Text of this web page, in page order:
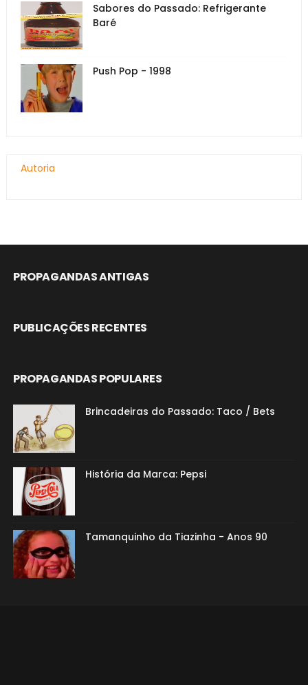
Sabores do Passado: Refrigerante
Baré
Push Pop - 1998
Autoria
PROPAGANDAS ANTIGAS
PUBLICAÇÕES RECENTES
PROPAGANDAS POPULARES
Brincadeiras do Passado: Taco / Bets
História da Marca: Pepsi
Tamanquinho da Tiazinha - Anos 90